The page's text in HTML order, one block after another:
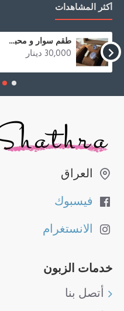
أكثر المشاهدات
طقم سوار و محبس من حجر العقيق المطحون الازرق و صدف
30,000 دينار
العراق
فيسبوك
الانستغرام
خدمات الزبون
أتصل بنا